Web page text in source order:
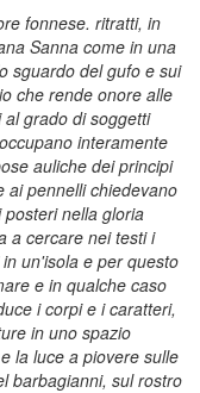
fonnese. ritratti, in
Sanna come in una
sguardo del gufo e sui
che rende onore alle
grado di soggetti
interamente
auliche dei principi
ai pennelli chiedevano
nella gloria
a cercare nei testi i
un'isola e per questo
e in qualche caso
i corpi e i caratteri,
in uno spazio
la luce a piovere sulle
barbagianni, sul rostro